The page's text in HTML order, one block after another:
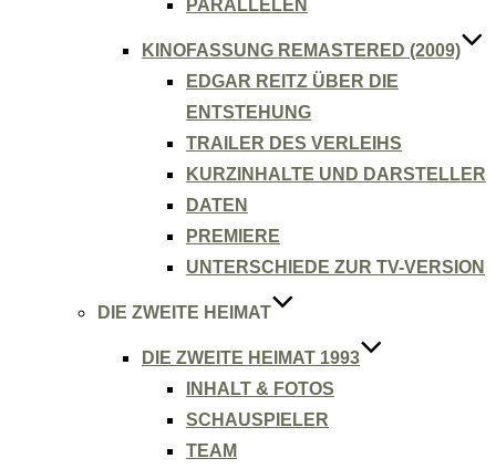
PARALLELEN
KINOFASSUNG REMASTERED (2009)
EDGAR REITZ ÜBER DIE
ENTSTEHUNG
TRAILER DES VERLEIHS
KURZINHALTE UND DARSTELLER
DATEN
PREMIERE
UNTERSCHIEDE ZUR TV-VERSION
DIE ZWEITE HEIMAT
DIE ZWEITE HEIMAT 1993
INHALT & FOTOS
SCHAUSPIELER
TEAM